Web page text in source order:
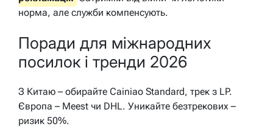
норма, але служби компенсують.
Поради для міжнародних
посилок і тренди 2026
З Китаю – обирайте Cainiao Standard, трек з LP.
Європа – Meest чи DHL. Уникайте безтрекових –
ризик 50%.